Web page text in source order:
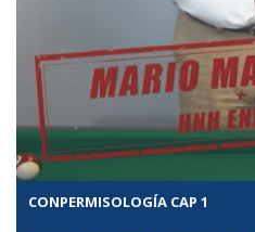
CONPERMISOLOGÍA CAP 1